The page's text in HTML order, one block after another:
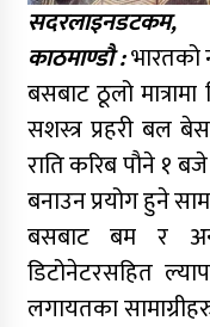
सदरलाइनडटकम,
काठमाण्डौ :भारतको
बसबाट ठूलो
सशस्त्र प्रहरी बल
राति करिब पौने १
बनाउन प्रयोग हुने
बसबाट बम र
डिटोनेटरसहित
लगायतका